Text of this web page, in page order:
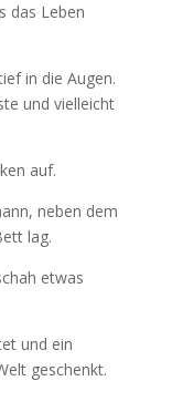
das Leben
in die Augen.
und vielleicht
auf.
neben dem
lag.
etwas
und ein
geschenkt.